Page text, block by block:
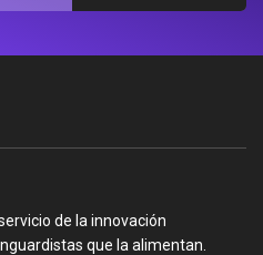
de la innovación
que la alimentan.